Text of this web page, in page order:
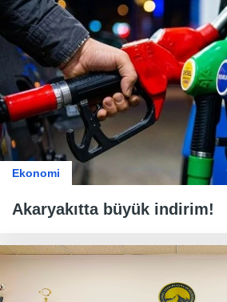
Ekonomi
Akaryakıtta büyük indirim!